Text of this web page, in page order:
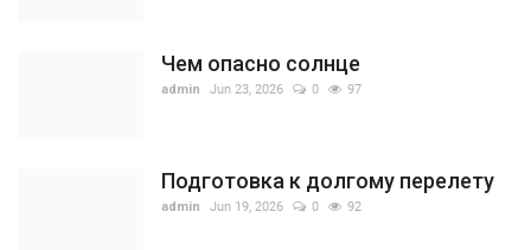
Чем опасно солнце
admin Jun 23, 2026 0 97
Подготовка к долгому перелету
admin Jun 19, 2026 0 92